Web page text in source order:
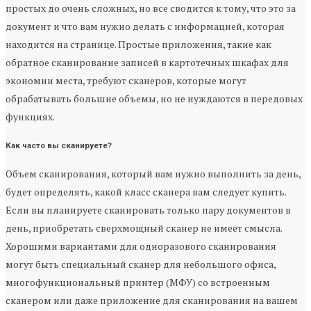
простых до очень сложных, но все сводится к тому, что это за
документ и что вам нужно делать с информацией, которая
находится на странице. Простые приложения, такие как
обратное сканирование записей в картотечных шкафах для
экономии места, требуют сканеров, которые могут
обрабатывать большие объемы, но не нуждаются в передовых
функциях.
Как часто вы сканируете?
Объем сканирования, который вам нужно выполнить за день,
будет определять, какой класс сканера вам следует купить.
Если вы планируете сканировать только пару документов в
день, приобретать сверхмощный сканер не имеет смысла.
Хорошими вариантами для одноразового сканирования
могут быть специальный сканер для небольшого офиса,
многофункциональный принтер (МФУ) со встроенным
сканером или даже приложение для сканирования на вашем